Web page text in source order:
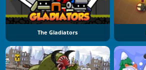
The Gladiators